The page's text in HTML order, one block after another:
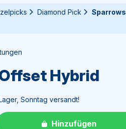
Diamond Pick
Sparrows
Hybrid
Sonntag versandt!
Hinzufügen